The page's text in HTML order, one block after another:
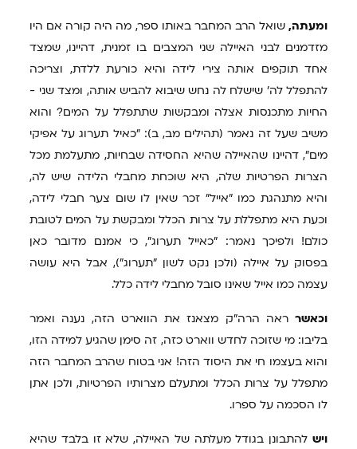
ומעתה, שואל הרב המחבר באותו ספר, מה היה קורה אם היו
מזדמנים לבני האיילה שני המצבים בו זמנית, דהיינו, שמצד
אחד תוקפים אותה צירי לידה והיא כורעת ללדת, וצריכה
להתפלל לה' שישלח לה נחש שיבוא להביש אותה, ומצד שני -
החיות מתכנסות אצלה ומבקשות שתתפלל על המים? והוא
משיב שעל זה נאמר (תהילים מב, ב): "כאיל תערוג על אפיקי
מים", דהיינו שהאיילה שהיא החסידה שבחיות, מתעלמת מכל
הצרות הפרטיות שלה, היא שוכחת מחבלי הלידה שיש לה,
והיא מתנהגת כמו "אייל" זכר שאין לו שום צער חבלי לידה,
וכעת היא מתפללת על צרות הכלל ומבקשת על המים לטובת
כולם! ולפיכך נאמר: "כאייל תערוג", כי אמנם מדובר כאן
בפסוק על איילה (ולכן נקט לשון "תערוג"), אבל היא עושה
עצמה כמו אייל שאינו סובל מחבלי לידה כלל.
וכאשר ראה הרה"ק מצאנז את הווארט הזה, נענה ואמר
בליבו: מי שזוכה לחדש ווארט כזה, זה סימן שהגיע למידה הזו,
והוא בעצמו חי את היסוד הזה! אני בטוח שהרב המחבר הזה
מתפלל על צרות הכלל ומתעלם מצרותיו הפרטיות, ולכן אתן
לו הסכמה על ספרו.
ויש להתבונן בגודל מעלתה של האיילה, שלא זו בלבד שהיא